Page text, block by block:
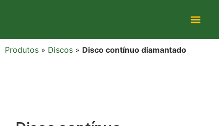
Produtos » Discos » Disco contínuo diamantado